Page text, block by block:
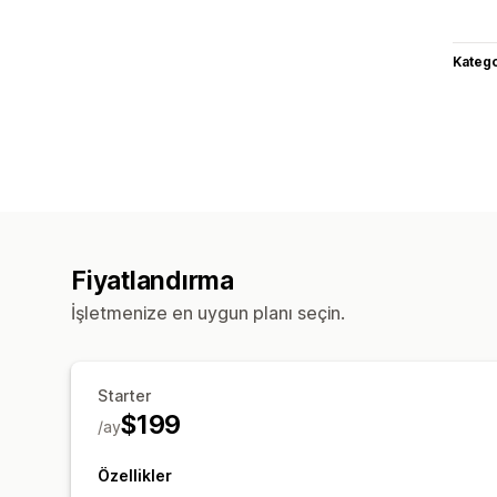
Fiyatlandırma
İşletmenize en uygun planı seçin.
Starter
$199
/ay
Özellikler